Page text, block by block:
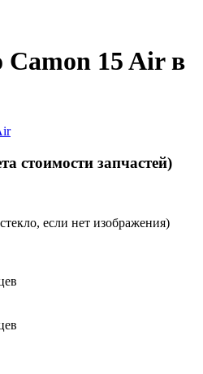
Camon 15 Air в
стоимости запчастей)
если нет изображения)